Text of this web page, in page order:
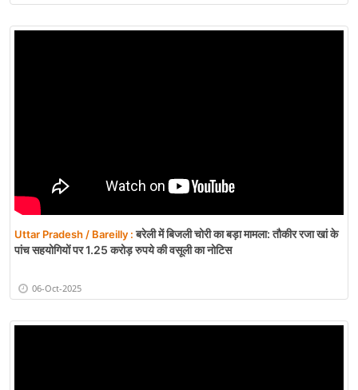
Uttar Pradesh / Bareilly :बरेली में बिजली चोरी का बड़ा मामला: तौकीर रजा खां के
पांच सहयोगियों पर 1.25 करोड़ रुपये की वसूली का नोटिस
06-Oct-2025